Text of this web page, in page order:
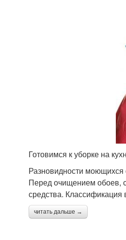
Готовимся к уборке на
Разновидности моющихся
Перед очищением обоев,
средства. Классификация
читать дальше →